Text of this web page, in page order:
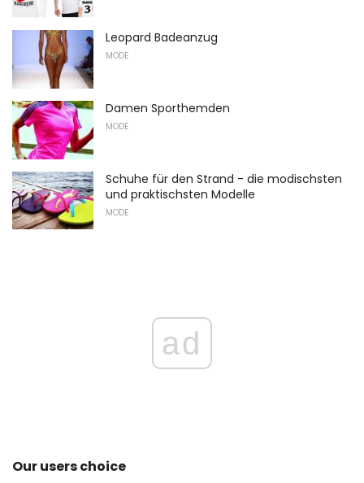
Leopard Badeanzug
MODE
Damen Sporthemden
MODE
Schuhe für den Strand - die modischsten
und praktischsten Modelle
MODE
ad
Our users choice